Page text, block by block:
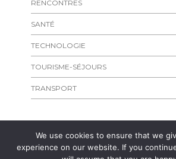
RENCONTRES
SANTÉ
TECHNOLOGIE
TOURISME-SÉJOURS
TRANSPORT
We use cookies to ensure that we
experience on our website. If you